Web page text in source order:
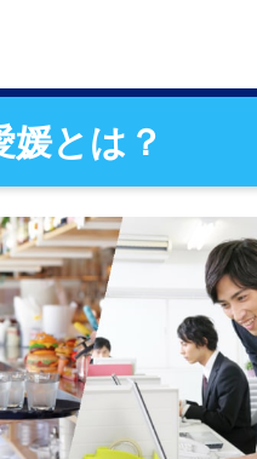
媛とは？